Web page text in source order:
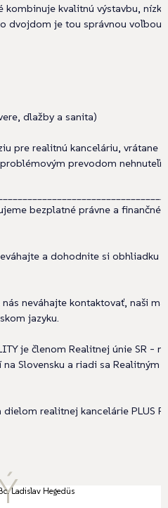
kombinuje kvalitnú výstavbu,
dvojdom je tou správnou voľbou.
dlažby a sanita)
pre realitnú kanceláriu, vrátane
prevodom
bezplatné právne a finančné
a dohodnite si obhliadku
neváhajte kontaktovať, naši
jazyku.
je členom Realitnej únie SR -
Slovensku a riadi sa Realitným
realitnej kancelárie PLUS